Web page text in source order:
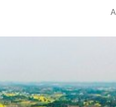
A